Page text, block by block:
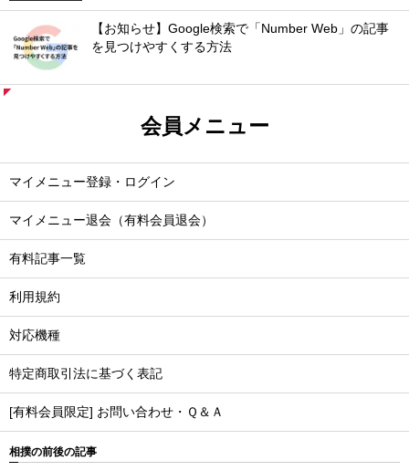
【お知らせ】Google検索で「Number Web」の記事
を見つけやすくする方法
会員メニュー
マイメニュー登録・ログイン
マイメニュー退会（有料会員退会）
有料記事一覧
利用規約
対応機種
特定商取引法に基づく表記
[有料会員限定] お問い合わせ・Ｑ＆Ａ
相撲の前後の記事